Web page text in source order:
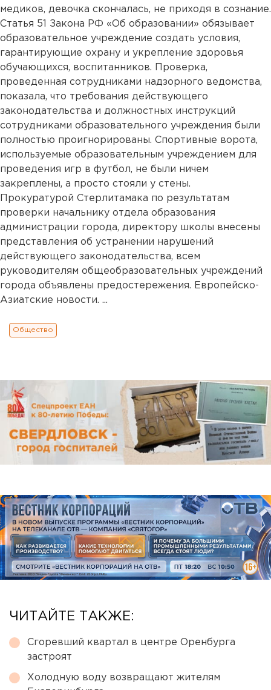
медиков, девочка скончалась, не приходя в сознание.
Статья 51 Закона РФ «Об образовании» обязывает
образовательное учреждение создать условия,
гарантирующие охрану и укрепление здоровья
обучающихся, воспитанников. Проверка,
проведенная сотрудниками надзорного ведомства,
показала, что требования действующего
законодательства и должностных инструкций
сотрудниками образовательного учреждения были
полностью проигнорированы. Спортивные ворота,
используемые образовательным учреждением для
проведения игр в футбол, не были ничем
закреплены, а просто стояли у стены.
Прокуратурой Стерлитамака по результатам
проверки начальнику отдела образования
администрации города, директору школы внесены
представления об устранении нарушений
действующего законодательства, всем
руководителям общеобразовательных учреждений
города объявлены предостережения. Европейско-
Азиатские новости. ...
Общество
ЧИТАЙТЕ ТАКЖЕ:
Сгоревший квартал в центре Оренбурга
застроят
Холодную воду возвращают жителям